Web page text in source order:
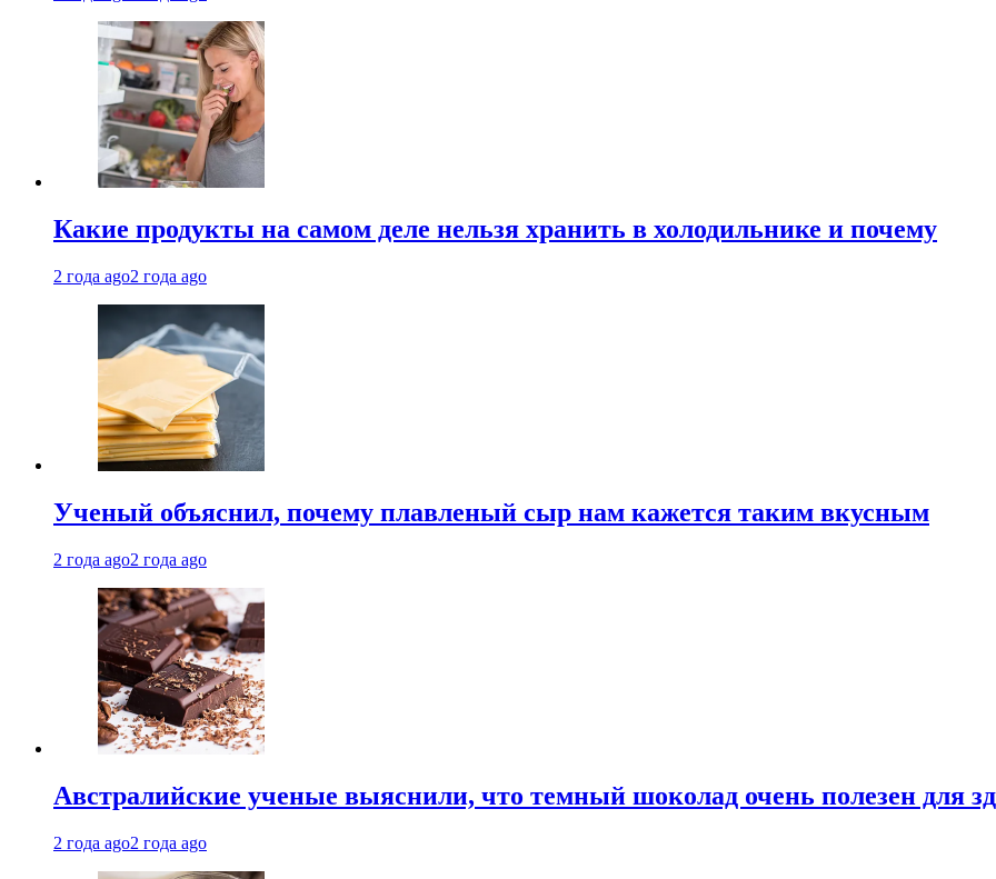
Какие продукты на самом деле нельзя хранить в холодильнике и почему
2 года ago2 года ago
Ученый объяснил, почему плавленый сыр нам кажется таким вкусным
2 года ago2 года ago
Австралийские ученые выяснили, что темный шоколад очень полезен для
2 года ago2 года ago